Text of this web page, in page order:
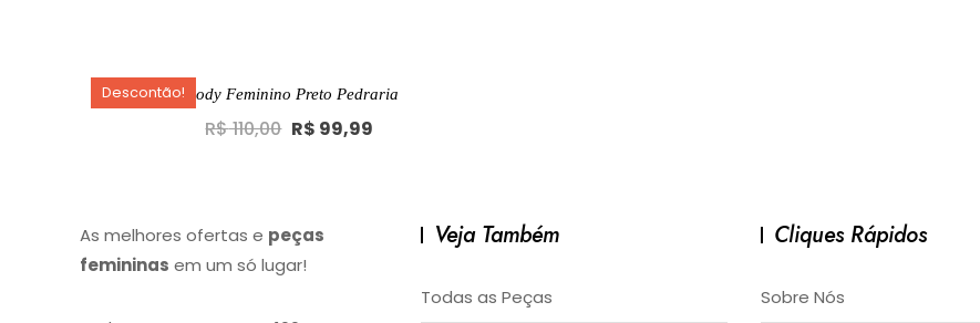
Descontão! Body Feminino Preto Pedraria
R$110,00 Original
R$ 99,99
As melhores ofertas e peças
femininas em um só lugar!
Veja Também
Todas as Peças
Cliques Rápidos
Sobre Nós